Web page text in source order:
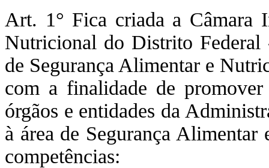
Art. 1° Fica criada a Câmara
Nutricional do Distrito
de Segurança Alimentar e
com a finalidade de
órgãos e entidades da
à área de Segurança
competências: